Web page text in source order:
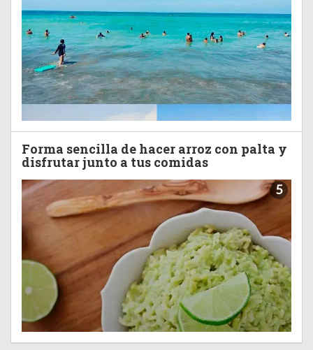
Forma sencilla de hacer arroz con palta y
disfrutar junto a tus comidas
5